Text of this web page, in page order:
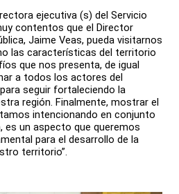
ejecutiva (s) del Servicio
contentos que el Director
Jaime Veas, pueda visitarnos
las características del territorio
que nos presenta, de igual
a todos los actores del
seguir fortaleciendo la
región. Finalmente, mostrar el
intencionando en conjunto
es un aspecto que queremos
para el desarrollo de la
territorio”.